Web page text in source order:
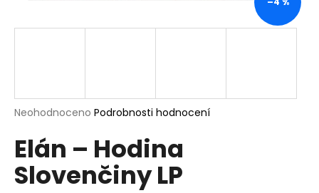
Průměrné
produktu
je
0,0
z
Neohodnoceno Podrobnosti hodnocení
Elán – Hodina
Slovenčiny LP
j
?
HLEDAT